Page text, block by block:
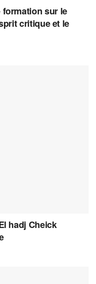
formation sur le
critique et le
hadj Cheick